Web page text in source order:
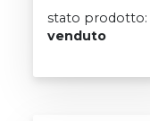
stato prodotto:
venduto